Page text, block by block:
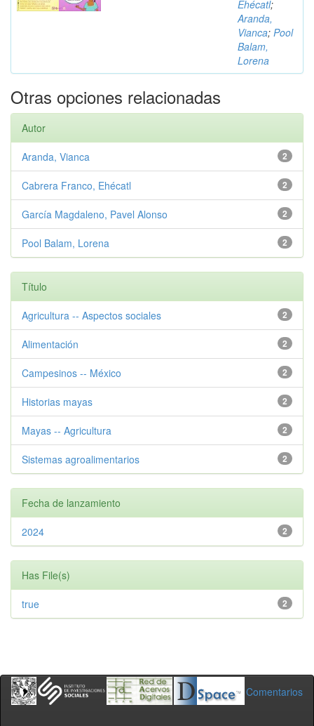
Ehécatl;
Aranda,
Vianca; Pool
Balam,
Lorena
Otras opciones relacionadas
Autor
2
Aranda, Vianca
2
Cabrera Franco, Ehécatl
2
García Magdaleno, Pavel Alonso
2
Pool Balam, Lorena
Título
2
Agricultura -- Aspectos sociales
2
Alimentación
2
Campesinos -- México
2
Historias mayas
2
Mayas -- Agricultura
2
Sistemas agroalimentarios
Fecha de lanzamiento
2
2024
Has File(s)
2
true
Comentarios